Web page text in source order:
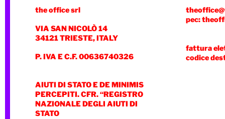
the office srl
VIA SAN NICOLÒ 14
34121 TRIESTE, ITALY
P. IVA E C.F. 00636740326
AIUTI DI STATO E DE MINIMIS
PERCEPITI. CFR. “REGISTRO
NAZIONALE DEGLI AIUTI DI
STATO
pec:
fattura
codice